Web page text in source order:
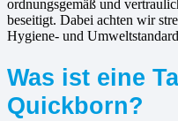
ordnungsgemäß und
beseitigt. Dabei achten wir
Hygiene- und
Was ist eine
Quickborn?